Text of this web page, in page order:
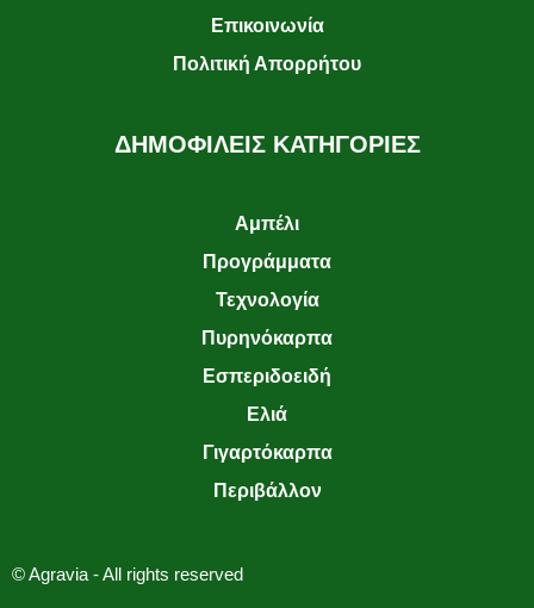
Επικοινωνία
Πολιτική Απορρήτου
ΔΗΜΟΦΙΛΕΙΣ ΚΑΤΗΓΟΡΙΕΣ
Αμπέλι
Προγράμματα
Τεχνολογία
Πυρηνόκαρπα
Εσπεριδοειδή
Ελιά
Γιγαρτόκαρπα
Περιβάλλον
© Agravia - All rights reserved